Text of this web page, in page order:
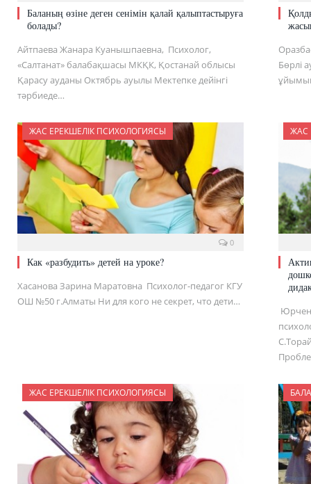
Баланың өзіне деген сенімін қалай қалыптастыруға
болады?
Айтпаева Жанара Куанышпаевна, Психолог,
«Салтанат» балабақшасы МКҚК, Қостанай облысы
Қарасу ауданы Октябрь ауылы Мектепке дейінгі
тәрбиеде…
Бөрлі
ЖАС ЕРЕКШЕЛІК ПСИХОЛОГИЯСЫ
0
Как «разбудить» детей на уроке?
Хасанова Зарина Маратовна Психолог-педагог КГУ
ОШ №50 г.Алматы Ни для кого не секрет, что дети…
ЖАС
ЖАС ЕРЕКШЕЛІК ПСИХОЛОГИЯСЫ